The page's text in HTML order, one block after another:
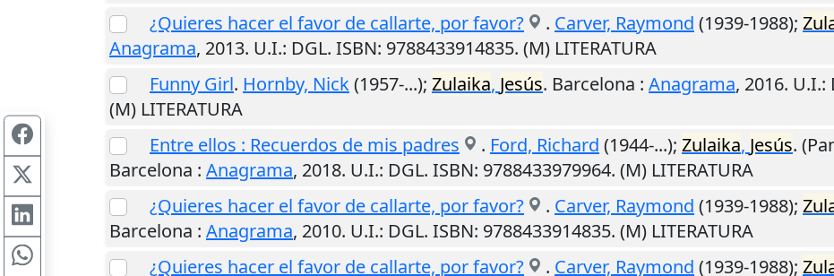
¿Quieres hacer el favor de callarte, por favor?
. Carver, Raymond (1939-1988);
Anagrama, 2013. U.I.: DGL. ISBN: 9788433914835. (M) LITERATURA
Funny Girl. Hornby, Nick(1957-...); Zulaika, Jesús. Barcelona : Anagrama, 2016. U.I.:
(M) LITERATURA
Entre ellos : Recuerdos de mis padres
. Ford, Richard (1944-...); Zulaika, Jesús.
Barcelona : Anagrama, 2018. U.I.: DGL. ISBN: 9788433979964. (M) LITERATURA
¿Quieres hacer el favor de callarte, por favor?
. Carver, Raymond (1939-1988);
Barcelona : Anagrama, 2010. U.I.: DGL. ISBN: 9788433914835. (M) LITERATURA
¿Quieres hacer el favor de callarte, por favor?
. Carver, Raymond (1939-1988);